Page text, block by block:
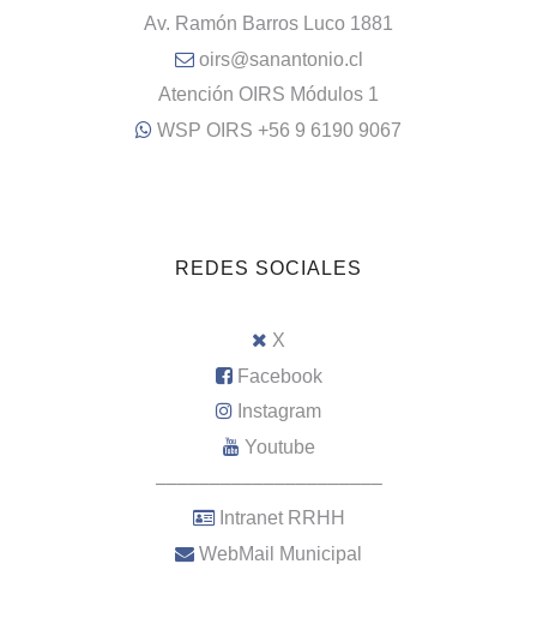
Av. Ramón Barros Luco 1881
oirs@sanantonio.cl
Atención OIRS Módulos 1
WSP OIRS +56 9 6190 9067
REDES SOCIALES
X
Facebook
Instagram
Youtube
–––––––––––––––––––––
Intranet RRHH
WebMail Municipal